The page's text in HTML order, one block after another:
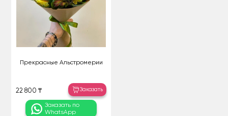
Прекрасные Альстромерии
22 800 ₸ Заказать
Заказать по
WhatsApp